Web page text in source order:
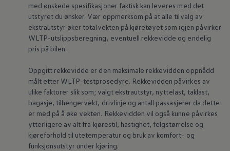
med ønskede spesifikasjoner faktisk kan leveres med det
utstyret du ønsker. Vær oppmerksom på at alle tilvalg av
ekstrautstyr øker totalvekten på kjøretøyet som igjen påvirker
WLTP-utslippsberegning, eventuell rekkevidde og endelig
pris på bilen.
Oppgitt rekkevidde er den maksimale rekkevidden oppnådd
målt etter WLTP-testprosedyre. Rekkevidden påvirkes av
ulike faktorer slik som; valgt ekstrautstyr, nyttelast, taklast,
bagasje, tilhengervekt, drivlinje og antall passasjerer da dette
er med på å øke vekten. Rekkevidden vil også kunne påvirkes
ytterligere av alt fra kjørestil, hastighet, felgstørrelse og
kjøreforhold til utetemperatur og bruk av komfort- og
funksjonsutstyr under kjøring.